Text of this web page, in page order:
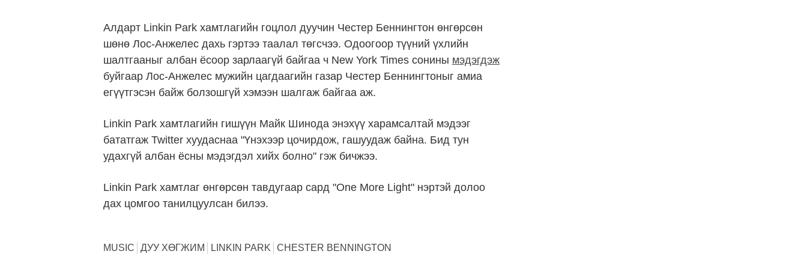
Алдарт Linkin Park хамтлагийн гоцлол дуучин Честер Беннингтон өнгөрсөн
шөнө Лос-Анжелес дахь гэртээ таалал төгсчээ. Одоогоор түүний үхлийн
шалтгааныг албан ёсоор зарлаагүй байгаа ч New York Times сонины мэдэгдэж
буйгаар Лос-Анжелес мужийн цагдаагийн газар Честер Беннингтоныг амиа
егүүтгэсэн байж болзошгүй хэмээн шалгаж байгаа аж.
Linkin Park хамтлагийн гишүүн Майк Шинода энэхүү харамсалтай мэдээг
бататгаж Twitter хуудаснаа "Үнэхээр цочирдож, гашуудаж байна. Бид тун
удахгүй албан ёсны мэдэгдэл хийх болно" гэж бичжээ.
Linkin Park хамтлаг өнгөрсөн тавдугаар сард "One More Light" нэртэй долоо
дах цомгоо танилцуулсан билээ.
MUSIC ДУУ ХӨГЖИМ LINKIN PARK
CHESTER BENNINGTON